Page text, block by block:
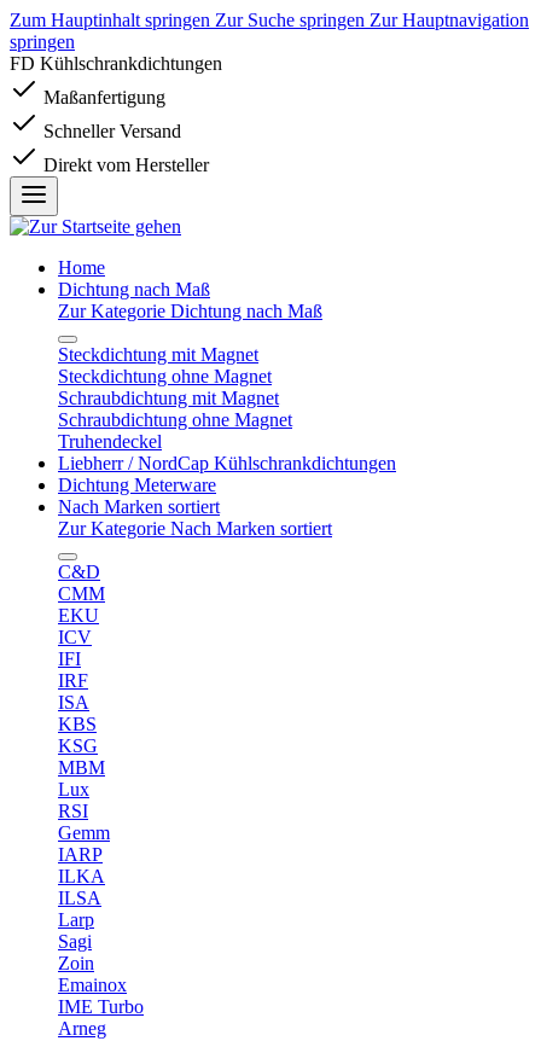
Zum Hauptinhalt springen Zur Suche springen Zur Hauptnavigation
springen
FD Kühlschrankdichtungen
Maßanfertigung
Schneller Versand
Direkt vom Hersteller
Home
Dichtung nach Maß
Zur Kategorie Dichtung nach Maß
Steckdichtung mit Magnet
Steckdichtung ohne Magnet
Schraubdichtung mit Magnet
Schraubdichtung ohne Magnet
Truhendeckel
Liebherr / NordCap Kühlschrankdichtungen
Dichtung Meterware
Nach Marken sortiert
Zur Kategorie Nach Marken sortiert
C&D
CMM
EKU
ICV
IFI
IRF
ISA
KBS
KSG
MBM
Lux
RSI
Gemm
IARP
ILKA
ILSA
Larp
Sagi
Zoin
Emainox
IME Turbo
Arneg